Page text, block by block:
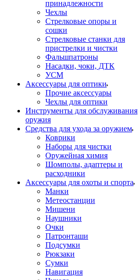
принадлежности
Чехлы
Стрелковые опоры и
сошки
Стрелковые станки для
пристрелки и чистки
Фальшпатроны
Насадки, чоки, ДТК
УСМ
Аксессуары для оптики
Прочие аксессуары
Чехлы для оптики
Инструменты для обслуживания
оружия
Средства для ухода за оружием
Коврики
Наборы для чистки
Оружейная химия
Шомполы, адаптеры и
расходники
Аксессуары для охоты и спорта
Манки
Метеостанции
Мишени
Наушники
Очки
Патронташи
Подсумки
Рюкзаки
Сумки
Навигация